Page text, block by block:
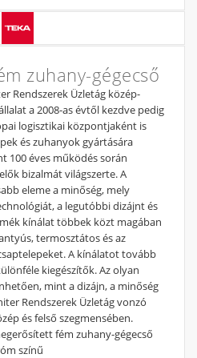
zuhany-gégecső
Rendszerek Üzletág közép-
a 2008-as évtől kezdve pedig
logisztikai központjaként is
és zuhanyok gyártására
100 éves működés során
bizalmát világszerte. A
eleme a minőség, mely
a legutóbbi dizájnt és
kínálat többek közt magában
termosztátos és az
A kínálatot tovább
kiegészítők. Az olyan
mint a dizájn, a minőség
Rendszerek Üzletág vonzó
és felső szegmensében.
fém zuhany-gégecső
színű